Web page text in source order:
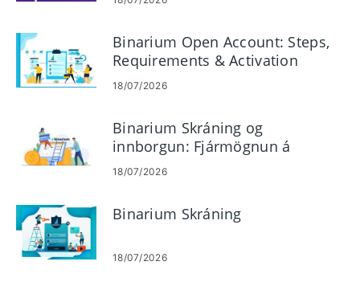
Binarium Open Account: Steps,
Requirements & Activation
18/07/2026
Binarium Skráning og
innborgun: Fjármögnun á
reikningi þínum útskýrt
18/07/2026
Binarium Skráning
18/07/2026